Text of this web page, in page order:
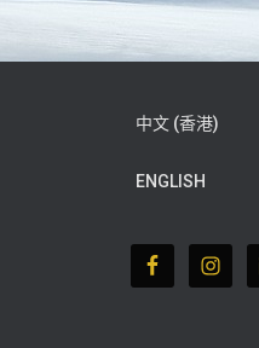
中文 (香港)
ENGLISH